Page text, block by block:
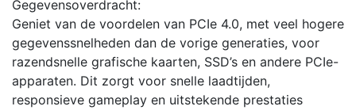
Gegevensoverdracht:
Geniet van de voordelen van PCIe 4.0, met veel hogere
gegevenssnelheden dan de vorige generaties, voor
razendsnelle grafische kaarten, SSD’s en andere PCIe-
apparaten. Dit zorgt voor snelle laadtijden,
responsieve gameplay en uitstekende prestaties